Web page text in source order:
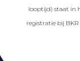
looptijd) staat in
registratie bij BKR